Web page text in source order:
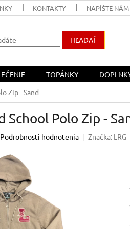
KONTAKTY NAPÍŠTE NÁM
HĽADAŤ
TOPÁNKY
Zip - Sand
School Polo Zip -
Podrobnosti hodnotenia Značka: LRG